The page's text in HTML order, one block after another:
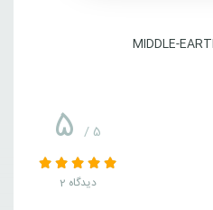
MIDDLE-
5 / 5
2 دیدگاه